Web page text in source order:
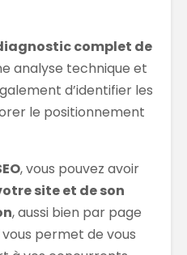
complet de
analyse technique et
d’identifier les
le positionnement
, vous pouvez avoir
site et de son
, aussi bien par page
permet de vous